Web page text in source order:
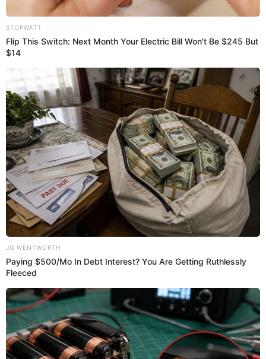
Paco Bazán denuncia EN VIVO que jugador de la selección
lo apretó para callarlo: “Me llamó para parcharme”
Bryron Castillo manda mensaje de
paz
Tras la polémica de una supuesta falsedad de su
nacionalidad de Bryron Castillo y que desde la Asociación
Nacional de Fútbol Profesional (ANFP) de Chile, inició una
demanda contra el futbolista de la "Tri", más bién él
mediante un programa deportivo, envio un mensaje para
aliviar las tensiones sobre este tema.
"A pesar de todo se les quiere y hay personas chilenas que
me han escrito muy bien a decirme cosas buenas (...) No
hay rencor de nada con Chile, mi corazón está limpio y
tranquilo", dijo.